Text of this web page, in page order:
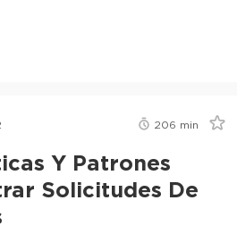
206 min
Y Patrones
Solicitudes De